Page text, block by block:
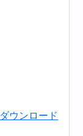
ウンロード